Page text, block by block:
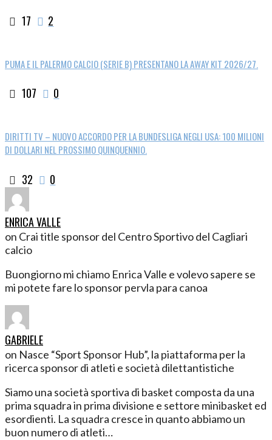
17 2
PUMA E IL PALERMO CALCIO (SERIE B) PRESENTANO LA AWAY KIT 2026/27.
107 0
DIRITTI TV – NUOVO ACCORDO PER LA BUNDESLIGA NEGLI USA: 100 MILIONI
DI DOLLARI NEL PROSSIMO QUINQUENNIO.
32 0
ENRICA VALLE
on Crai title sponsor del Centro Sportivo del Cagliari
calcio
Buongiorno mi chiamo Enrica Valle e volevo sapere se
mi potete fare lo sponsor pervla para canoa
GABRIELE
on Nasce “Sport Sponsor Hub”, la piattaforma per la
ricerca sponsor di atleti e società dilettantistiche
Siamo una società sportiva di basket composta da una
prima squadra in prima divisione e settore minibasket ed
esordienti. La squadra cresce in quanto abbiamo un
buon numero di atleti…